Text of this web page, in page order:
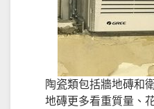
陶瓷類包括牆地磚和
地磚更多看重質量、